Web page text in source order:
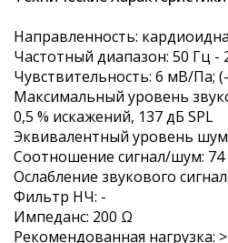
images
gallery
Направленность:
Частотный диапазон: 50 Гц -
Чувствительность: 6 мВ/Па;
Максимальный уровень
0,5 % искажений, 137 дБ SPL
Эквивалентный уровень
Соотношение сигнал/шум:
Ослабление звукового
Фильтр НЧ: -
Импеданс: 200 Ω
Рекомендованная нагрузка: